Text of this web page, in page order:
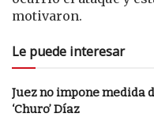
motivaron.
Le puede interesar
Juez no impone medida
‘Churo’ Díaz